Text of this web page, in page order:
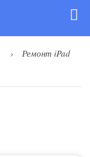
Ремонт iPad